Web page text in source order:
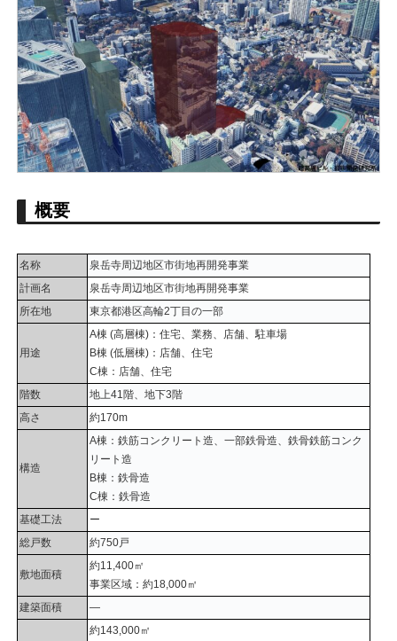
概要
名称
泉岳寺周辺地区市街地再開発事業
計画名
泉岳寺周辺地区市街地再開発事業
所在地
東京都港区高輪2丁目の一部
用途
A棟 (高層棟)：住宅、業務、店舗、駐車場
B棟 (低層棟)：店舗、住宅
C棟：店舗、住宅
階数
地上41階、地下3階
高さ
約170m
構造
A棟：鉄筋コンクリート造、一部鉄骨造、鉄骨鉄筋コンク
リート造
B棟：鉄骨造
C棟：鉄骨造
基礎工法
ー
総戸数
約750戸
敷地面積
約11,400㎡
事業区域：約18,000㎡
建築面積
―
約143,000㎡